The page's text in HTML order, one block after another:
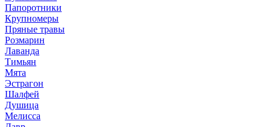
Папоротники
Крупномеры
Пряные травы
Розмарин
Лаванда
Тимьян
Мята
Эстрагон
Шалфей
Душица
Мелисса